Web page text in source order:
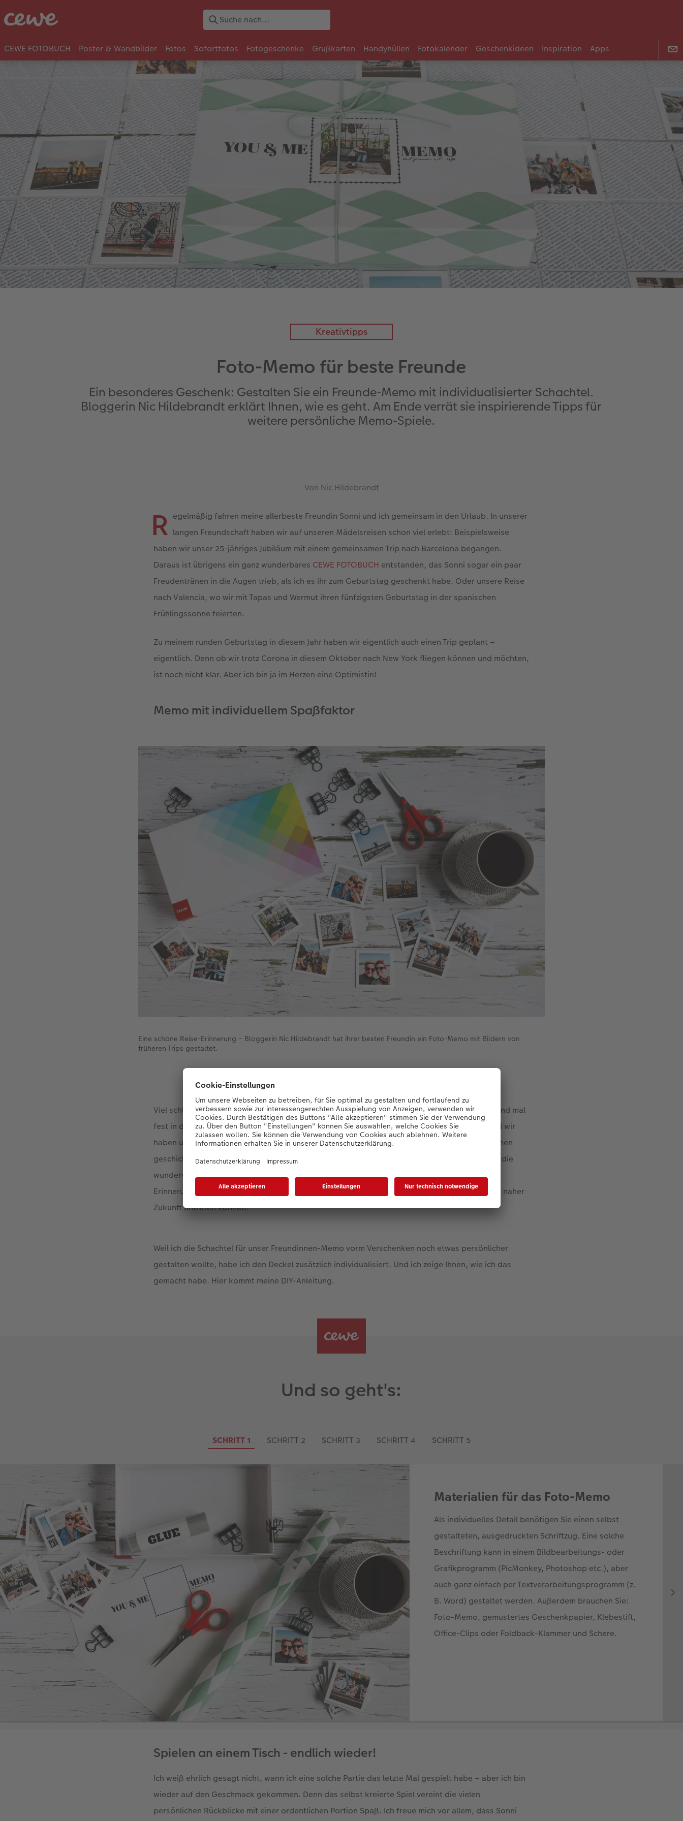
CEWE FOTOBUCH Poster & Wandbilder Fotos Sofortfotos Fotogeschenke Grußkarten Handyhüllen Fotokalender Geschenkideen Inspiration Apps
Kreativtipps
Foto-Memo für beste Freunde
Ein besonderes Geschenk: Gestalten Sie ein Freunde-Memo mit individualisierter Schachtel.
Bloggerin Nic Hildebrandt erklärt Ihnen, wie es geht. Am Ende verrät sie inspirierende Tipps für
weitere persönliche Memo-Spiele.
Von Nic Hildebrandt
R egelmäßig fahren meine allerbeste Freundin Sonni und ich gemeinsam in den Urlaub. In unserer
langen Freundschaft haben wir auf unseren Mädelsreisen schon viel erlebt: Beispielsweise
haben wir unser 25-jähriges Jubiläum mit einem gemeinsamen Trip nach Barcelona begangen.
Daraus ist übrigens ein ganz wunderbares CEWE FOTOBUCH entstanden, das Sonni sogar ein paar
Freudentränen in die Augen trieb, als ich es ihr zum Geburtstag geschenkt habe. Oder unsere Reise
nach Valencia, wo wir mit Tapas und Wermut ihren fünfzigsten Geburtstag in der spanischen
Frühlingssonne feierten.
Zu meinem runden Geburtstag in diesem Jahr haben wir eigentlich auch einen Trip geplant –
eigentlich. Denn ob wir trotz Corona in diesem Oktober nach New York fliegen können und möchten,
ist noch nicht klar. Aber ich bin ja im Herzen eine Optimistin!
Memo mit individuellem Spaßfaktor
Eine schöne Reise-Erinnerung – Bloggerin Nic Hildebrandt hat ihrer besten Freundin ein Foto-Memo mit Bildern von
früheren Trips gestaltet.
Viel schlimmer war die vergangenen Monate auch eher, dass Sonni und ich uns nicht treffen und mal
fest in die Arme nehmen konnten. Unsere gegenseitigen Besuche lagen lange Zeit auf Eis und wir
haben uns sehr vermisst. Zum Trost haben wir uns deshalb gegenseitig Überraschungspäckchen
geschickt. In mein Du-fehlst-mir-Paket legte ich ein
hinein. In diesem habe ich all die
wundervollen Momente von unseren gemeinsamen Reisen zusammengefasst. Zum einen als
Erinnerung, zum anderen um die Vorfreude auf weitere Trips zu wecken - die wir in hoffentlich naher
Zukunft antreten können.
Weil ich die Schachtel für unser Freundinnen-Memo vorm Verschenken noch etwas persönlicher
gestalten wollte, habe ich den Deckel zusätzlich individualisiert. Und ich zeige Ihnen, wie ich das
gemacht habe. Hier kommt meine DIY-Anleitung.
Und so geht's:
Spielen an einem Tisch - endlich wieder!
Ich weiß ehrlich gesagt nicht, wann ich eine solche Partie das letzte Mal gespielt habe – aber ich bin
wieder auf den Geschmack gekommen. Denn das selbst kreierte Spiel vereint die vielen
persönlichen Rückblicke mit einer ordentlichen Portion Spaß. Ich freue mich vor allem, dass Sonni